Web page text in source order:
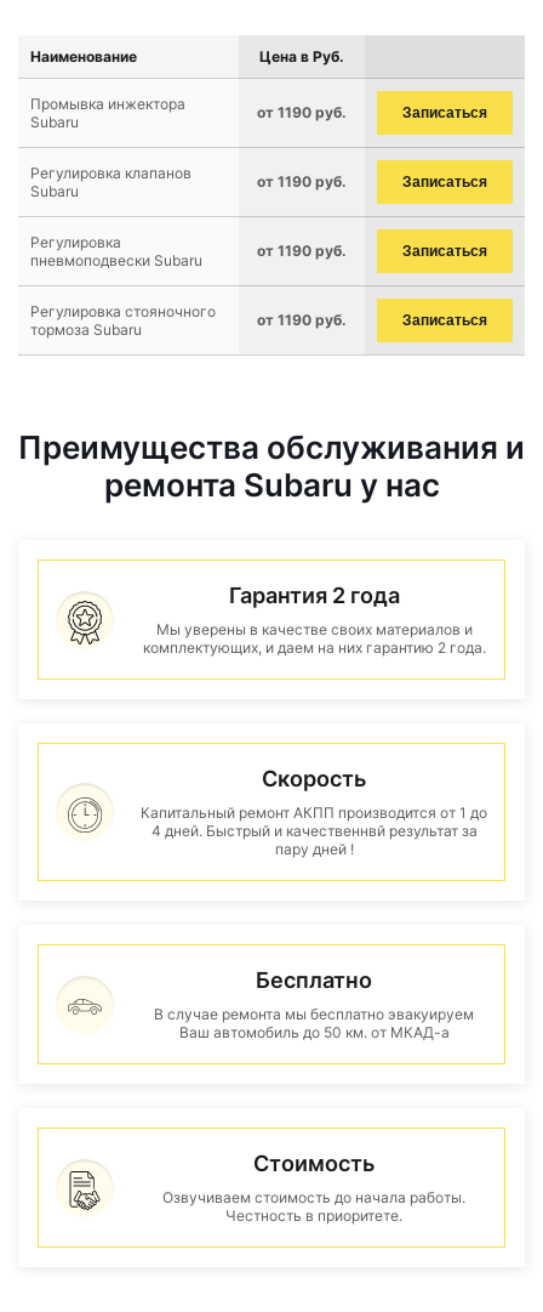
Наименование Цена в Руб.
Промывка инжектора
Subaru
от 1190 руб. Записаться
Регулировка клапанов
Subaru
от 1190 руб. Записаться
Регулировка
пневмоподвески Subaru
от 1190 руб. Записаться
Регулировка стояночного
тормоза Subaru
от 1190 руб. Записаться
Преимущества обслуживания и
ремонта Subaru у нас
Гарантия 2 года
Мы уверены в качестве своих материалов и
комплектующих, и даем на них гарантию 2 года.
Скорость
Капитальный ремонт АКПП производится от 1 до
4 дней. Быстрый и качественнвй результат за
пару дней !
Бесплатно
В случае ремонта мы бесплатно эвакуируем
Ваш автомобиль до 50 км. от МКАД-а
Стоимость
Озвучиваем стоимость до начала работы.
Честность в приоритете.